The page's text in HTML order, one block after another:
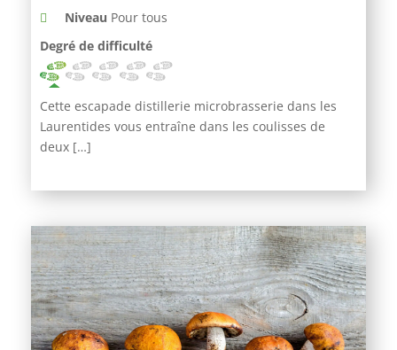
Niveau Pour tous
Degré de difficulté
Cette escapade distillerie microbrasserie dans les
Laurentides vous entraîne dans les coulisses de
deux […]